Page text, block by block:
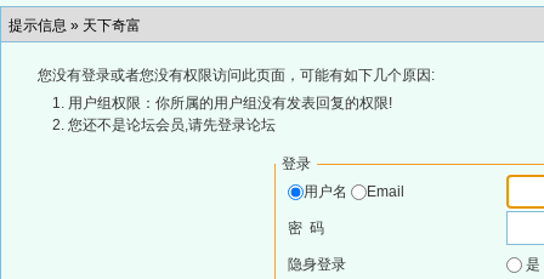
提示信息 » 天下奇富
您没有登录或者您没有权限访问此页面，可能有如下几个原因:
用户组权限：你所属的用户组没有发表回复的权限!
您还不是论坛会员,请先登录论坛
登录
用户名
Email
密 码
隐身登录